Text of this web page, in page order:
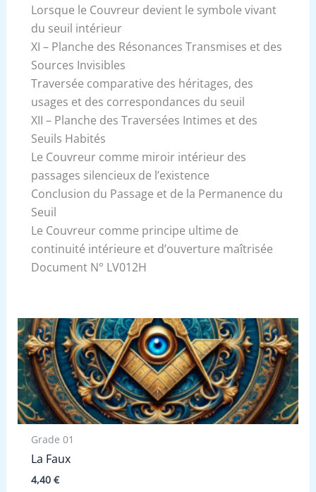
Lorsque le Couvreur devient le symbole vivant
du seuil intérieur
XI – Planche des Résonances Transmises et des
Sources Invisibles
Traversée comparative des héritages, des
usages et des correspondances du seuil
XII – Planche des Traversées Intimes et des
Seuils Habités
Le Couvreur comme miroir intérieur des
passages silencieux de l’existence
Conclusion du Passage et de la Permanence du
Seuil
Le Couvreur comme principe ultime de
continuité intérieure et d’ouverture maîtrisée
Document N° LV012H
Grade 01
La Faux
4,40 €